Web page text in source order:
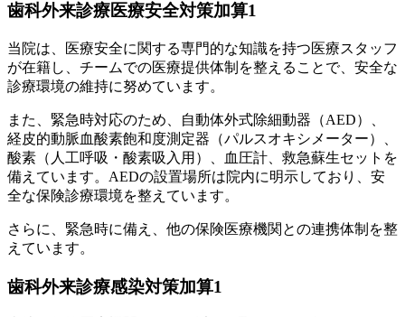
歯科外来診療医療安全対策加算1
当院は、医療安全に関する専門的な知識を持つ医療スタッフ
が在籍し、チームでの医療提供体制を整えることで、安全な
診療環境の維持に努めています。
また、緊急時対応のため、自動体外式除細動器（AED）、
経皮的動脈血酸素飽和度測定器（パルスオキシメーター）、
酸素（人工呼吸・酸素吸入用）、血圧計、救急蘇生セットを
備えています。AEDの設置場所は院内に明示しており、安
全な保険診療環境を整えています。
さらに、緊急時に備え、他の保険医療機関との連携体制を整
えています。
歯科外来診療感染対策加算1